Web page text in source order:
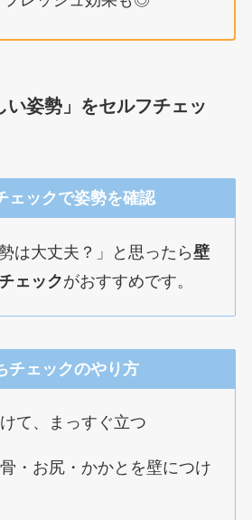
い姿勢」をセルフチェッ
ェックで姿勢を確認
は大丈夫？」と思ったら壁
ェックがおすすめです。
チェックのやり方
て、まっすぐ立つ
・お尻・かかとを壁につけ